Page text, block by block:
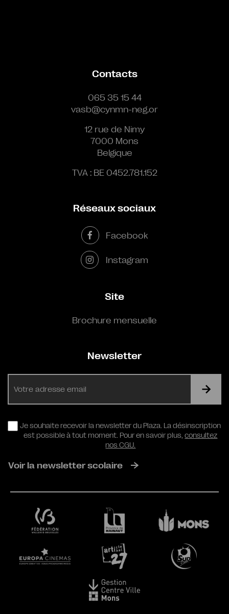
Contacts
065 35 15 44
vasb@cynmn-neg.or
12 rue de Nimy
7000 Mons
Belgique
TVA : BE 0452.781.152
Réseaux sociaux
Facebook
Instagram
Site
Brochure mensuelle
Newsletter
RGPD
Je souhaite recevoir la newsletter du Plaza. La désinscription
est possible à tout moment. Pour en savoir plus,consultez
nos CGU.
Voir la newsletter scolaire